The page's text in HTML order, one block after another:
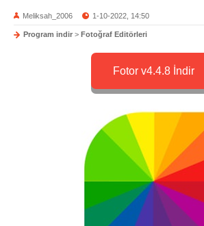
Meliksah_2006 1-10-2022, 14:50
Program indir > Fotoğraf Editörleri
Fotor v4.4.8 İndir